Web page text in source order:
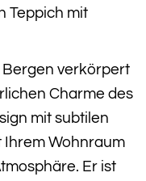
Teppich mit
Bergen verkörpert
Charme des
mit subtilen
Ihrem Wohnraum
Er ist